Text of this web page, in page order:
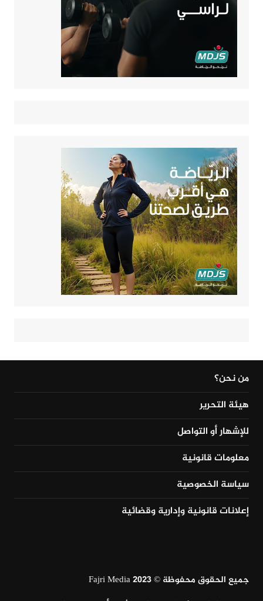
من نحن؟
هيئة التحرير
للإشهار أو التواصل
معلومات قانونية
سياسة الخصوصية
إعلانات قانونية وإدارية وقضائية
جميع الحقوق محفوظة © Fajri Media 2023